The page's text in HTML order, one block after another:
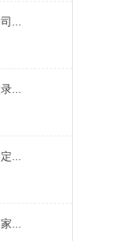
...
...
...
...